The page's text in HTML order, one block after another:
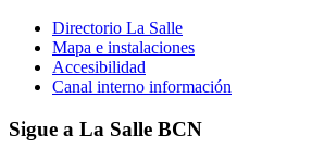
Directorio La Salle
Mapa e instalaciones
Accesibilidad
Canal interno información
Sigue a La Salle BCN